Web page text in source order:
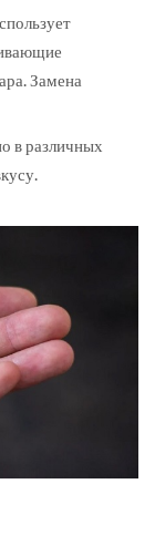
Замена
в различных